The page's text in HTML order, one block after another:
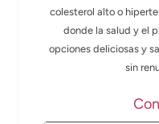
colesterol alto o
donde la salud y el
opciones deliciosas y
sin